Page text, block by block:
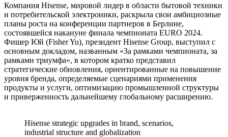
Компания Hisense, мировой лидер в области бытовой техники
и потребительской электроники, раскрыла свои амбициозные
планы роста на конференции партнеров в Берлине,
состоявшейся накануне финала чемпионата EURO 2024.
Фишер Юй (Fisher Yu), президент Hisense Group, выступил с
основным докладом, названным «За рамками чемпионата, за
рамками триумфа», в котором кратко представил
стратегические обновления, ориентированные на повышение
уровня бренда, определяемые сценариями применения
продукты и услуги, оптимизацию промышленной структуры
и приверженность дальнейшему глобальному расширению.
Hisense strategic upgrades in brand, scenarios,
industrial structure and globalization